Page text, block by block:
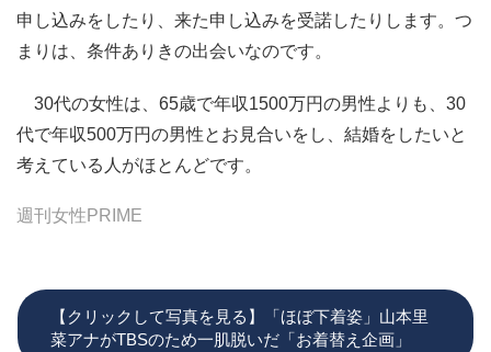
申し込みをしたり、来た申し込みを受諾したりします。つ
まりは、条件ありきの出会いなのです。
30代の女性は、65歳で年収1500万円の男性よりも、30
代で年収500万円の男性とお見合いをし、結婚をしたいと
考えている人がほとんどです。
週刊女性PRIME
【クリックして写真を見る】「ほぼ下着姿」山本里
菜アナがTBSのため一肌脱いだ「お着替え企画」